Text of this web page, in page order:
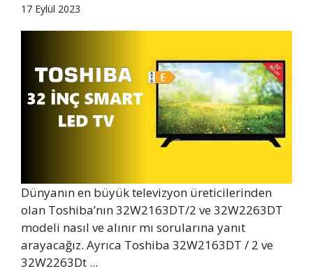
17 Eylül 2023
Dünyanın en büyük televizyon üreticilerinden
olan Toshiba’nın 32W2163DT/2 ve 32W2263DT
modeli nasıl ve alınır mı sorularına yanıt
arayacağız. Ayrıca Toshiba 32W2163DT / 2 ve
32W2263Dt ...